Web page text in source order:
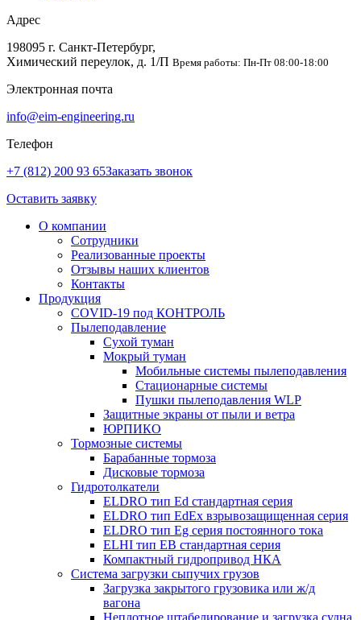
Адрес
198095 г. Санкт-Петербург,
Химический переулок, д. 1/П Время работы: Пн-Пт 08:00-18:00
Электронная почта
info@eim-engineering.ru
Телефон
+7 (812) 200 93 65Заказать звонок
Оставить заявку
О компании
Сотрудники
Реализованные проекты
Отзывы наших клиентов
Контакты
Продукция
COVID-19 под КОНТРОЛЬ
Пылеподавление
Сухой туман
Мокрый туман
Мобильные системы пылеподавления
Стационарные системы
Пушки пылеподавления WLP
Защитные экраны от пыли и ветра
ЮРПИКО
Тормозные системы
Барабанные тормоза
Дисковые тормоза
Гидротолкатели
ELDRO тип Ed стандартная серия
ELDRO тип EdEx взрывозащищенная серия
ELDRO тип Eg серия постоянного тока
ELHI тип ЕВ стандартная серия
Компактный гидропривод НКА
Система загрузки сыпучих грузов
Загрузка закрытого грузовика или ж/д
вагона
Неплотное штабелирование и загрузка судна